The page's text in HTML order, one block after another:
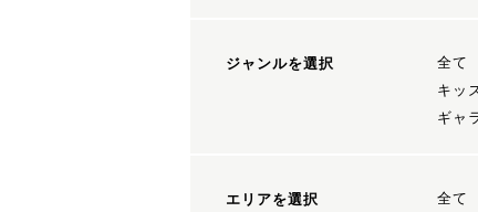
ジャンルを選択 全て
キッ
ギャ
エリアを選択 全て